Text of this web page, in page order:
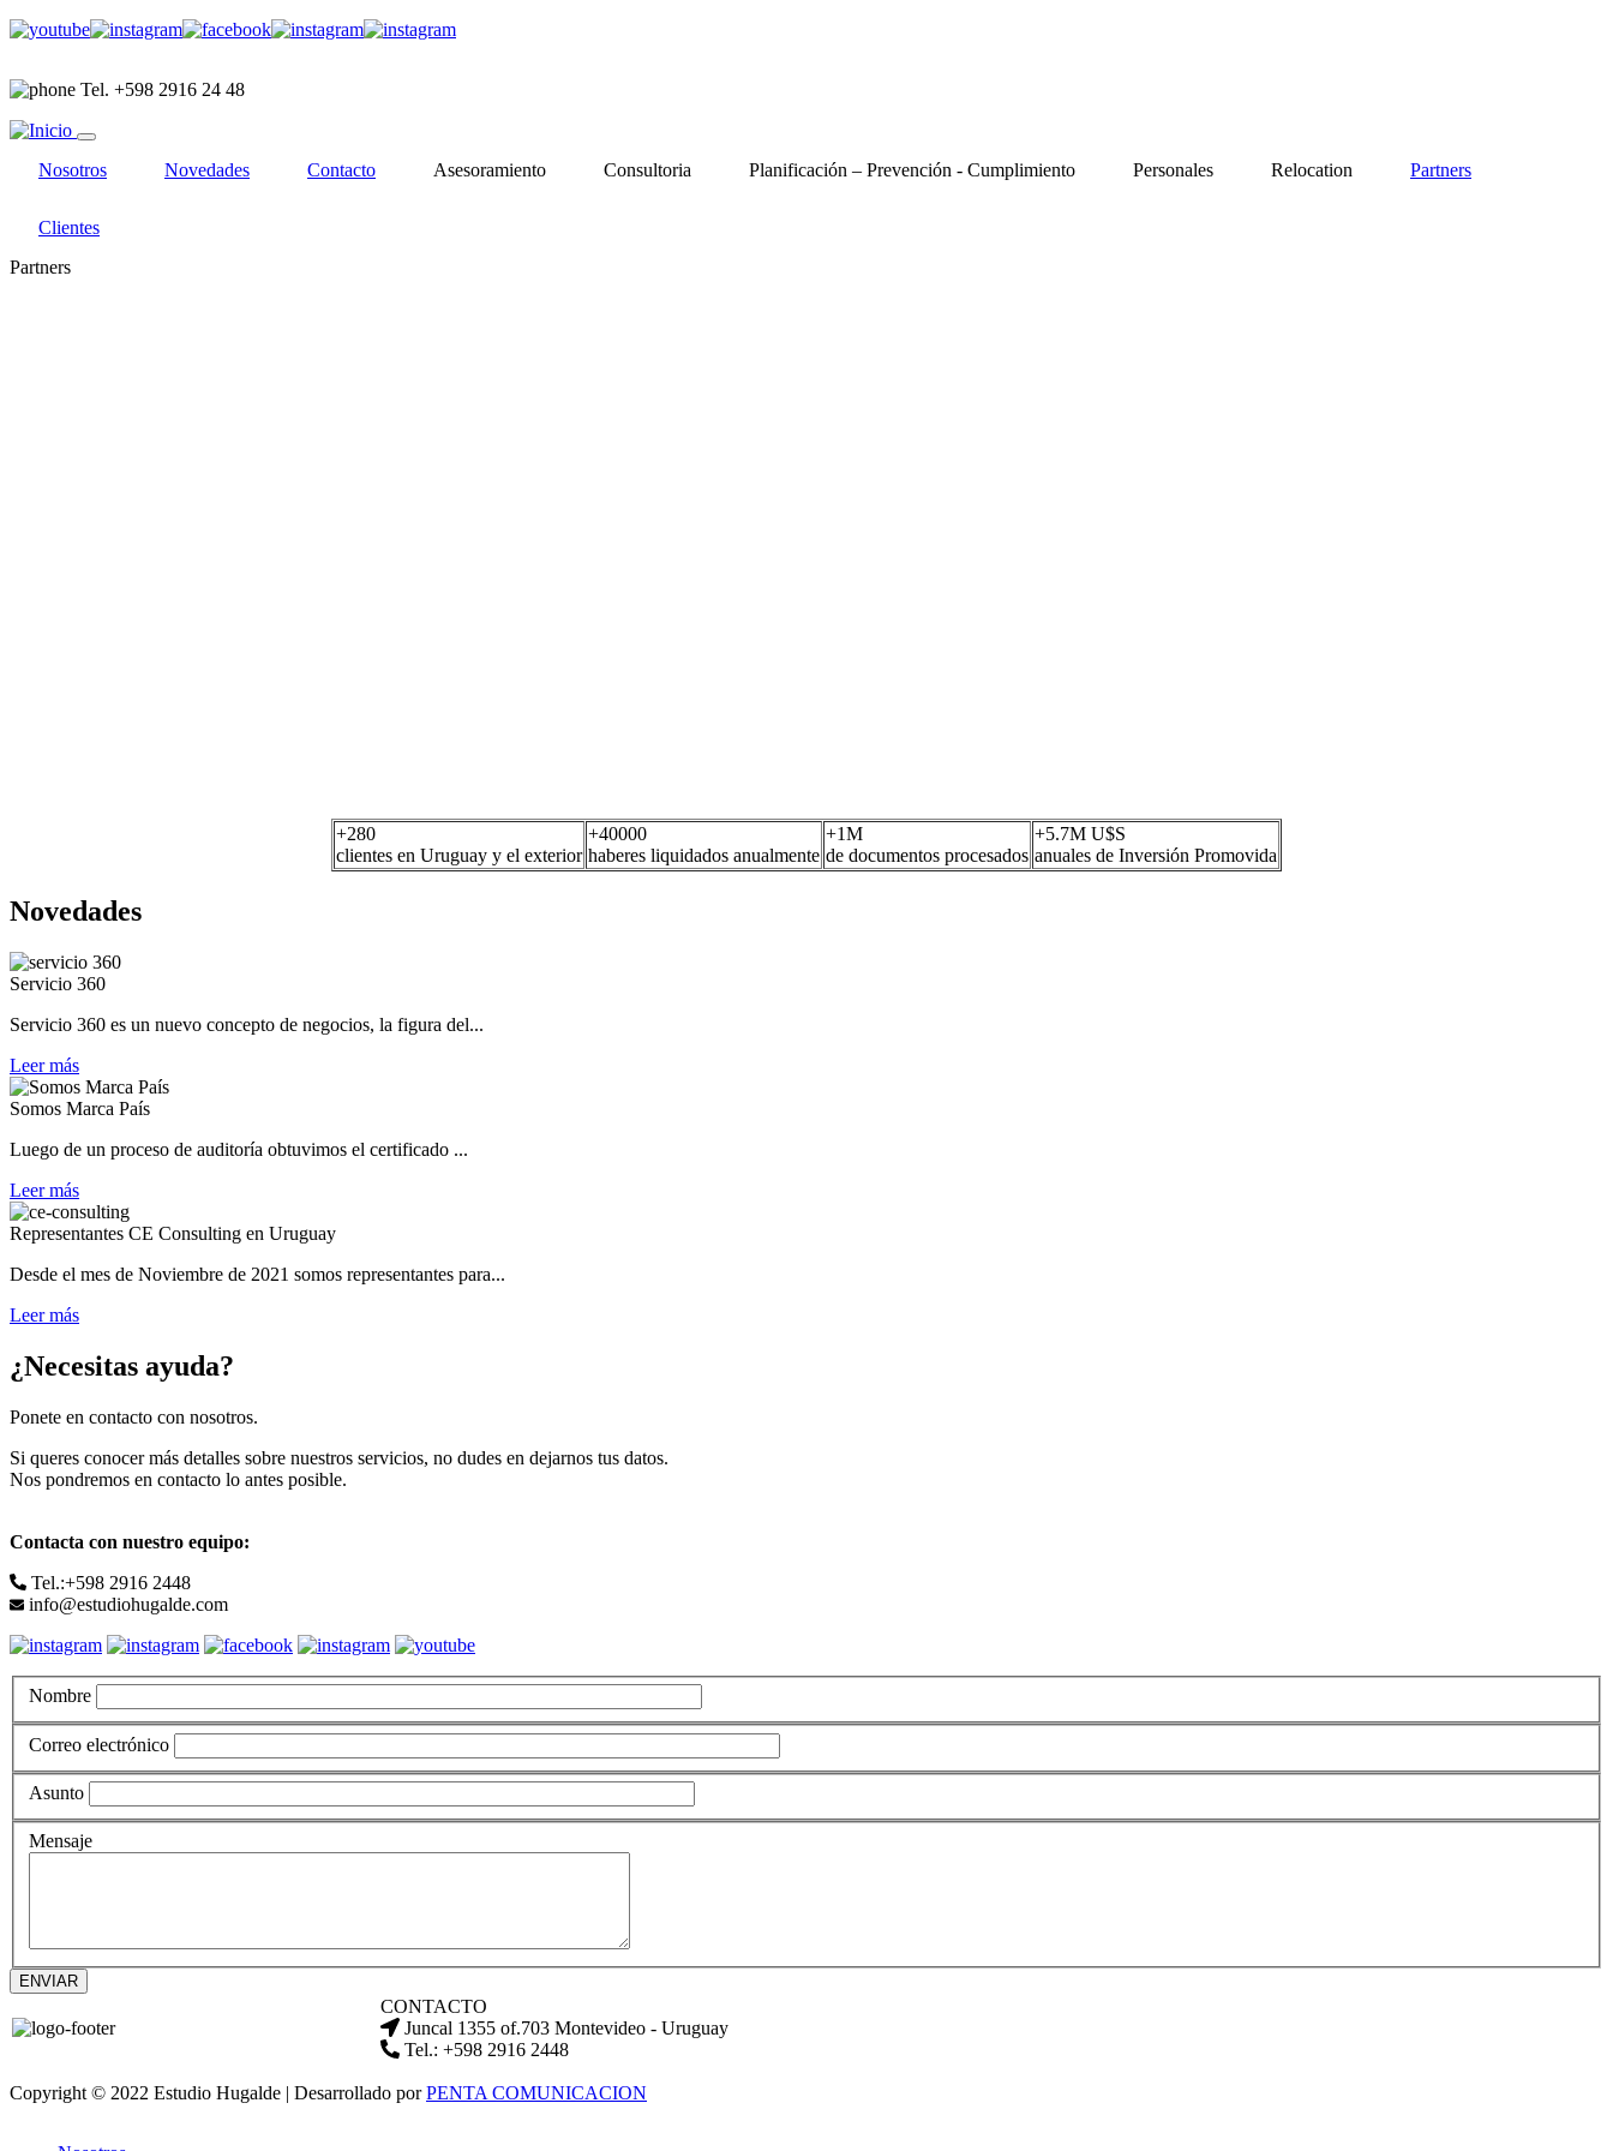
Pasar
principal Tel. +598 2916 24 48
Nosotros Novedades Contacto Asesoramiento Consultoria Planificación – Prevención - Cumplimiento Personales Relocation Partners
Clientes
Partners
Visitar
+280
clientes en Uruguay y el exterior
+40000
haberes liquidados anualmente
+1M
de documentos procesados
+5.7M U$S
anuales de Inversión Promovida
Novedades
Servicio 360
Servicio 360 es un nuevo concepto de negocios, la figura del...
Leer más
Somos Marca País
Luego de un proceso de auditoría obtuvimos el certificado ...
Leer más
Representantes CE Consulting en Uruguay
Desde el mes de Noviembre de 2021 somos representantes para...
Leer más
¿Necesitas ayuda?
Ponete en contacto con nosotros.
Si queres conocer más detalles sobre nuestros servicios, no dudes en dejarnos tus datos.
Nos pondremos en contacto lo antes posible.
Contacta con nuestro equipo:
Tel.:+598 2916 2448
info@estudiohugalde.com
Nombre
Correo electrónico
Asunto
Mensaje
ENVIAR
CONTACTO
Juncal 1355 of.703 Montevideo - Uruguay
Tel.: +598 2916 2448
Copyright © 2022 Estudio Hugalde | Desarrollado porPENTA COMUNICACION